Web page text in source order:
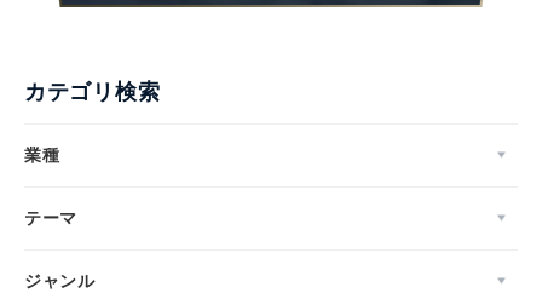
カテゴリ検索
業種
テーマ
ジャンル